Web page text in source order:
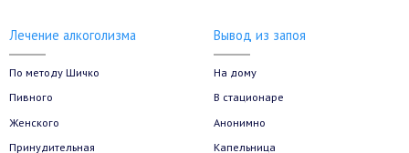
Лечение алкоголизма
По методу Шичко
Пивного
Женского
Принудительная
Вывод из запоя
На дому
В стационаре
Анонимно
Капельница